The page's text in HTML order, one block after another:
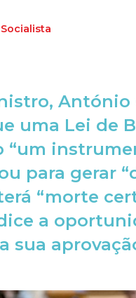
uma Lei de
“um
para gerar
“morte
a
sua